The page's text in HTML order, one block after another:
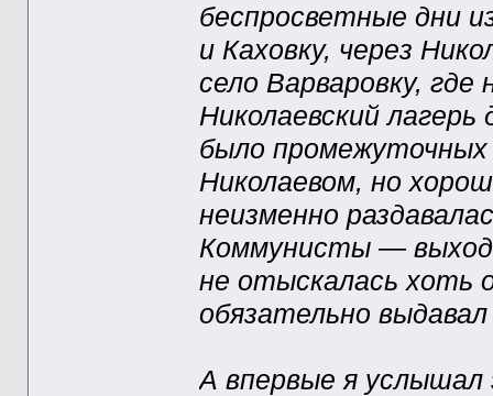
беспросветные дни
и Каховку, через
село Варваровку, где
Николаевский
было промежуточных
Николаевом, но
неизменно
Коммунисты —
не отыскалась хоть
обязательно
А впервые я услышал